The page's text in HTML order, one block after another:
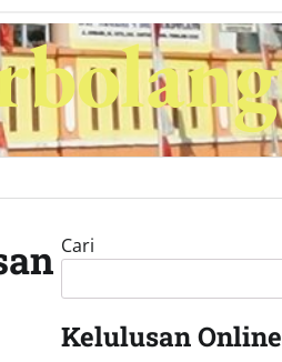
Cari
Kelulusan Online